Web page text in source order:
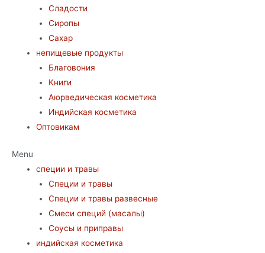
Сладости
Сиропы
Сахар
непищевые продукты
Благовония
Книги
Аюрведическая косметика
Индийская косметика
Оптовикам
Menu
специи и травы
Специи и травы
Специи и травы развесные
Смеси специй (масалы)
Соусы и приправы
индийская косметика